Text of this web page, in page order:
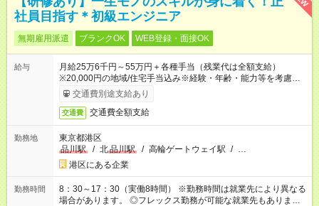
社員目指す＊初級エンジニア
無期雇用派遣 ブランクOK WEB登録・面接OK
給与
月給25万6千円～55万円＋各種手当（残業代は全額支給）
※20,000円の地域/住宅手当込み※経験・年齢・能力等を考慮し
て加給・優遇します。★同一就業先で1年以上継続したら月1万
円の継続手当支給
交通費別途支給あり
交通費 交通費全額支給
勤務地
東京都港区
品川駅
/ 北品川駅 / 高輪ゲートウェイ駅 / …
港区にある企業
勤務時間
8：30～17：30（実働8時間） ※勤務時間は就業先により異なる
場合があります。 ◎フレックス勤務が可能な就業先もありま